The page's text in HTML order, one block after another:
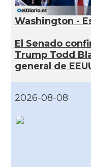
Washington -
El Senado
Trump Todd
general de
2026-08-08